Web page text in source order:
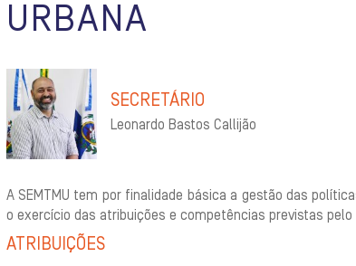
URBANA
SECRETÁRIO
Leonardo Bastos Callijão
A SEMTMU tem por finalidade básica a gestão das
o exercício das atribuições e competências previstas pelo
ATRIBUIÇÕES